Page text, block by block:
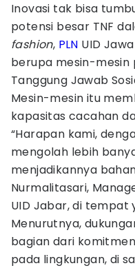
Inovasi tak bisa
potensi besar TNF
fashion, PLN UID
berupa mesin-mesin
Tanggung Jawab
Mesin-mesin itu
kapasitas cacahan
“Harapan kami,
mengolah lebih
menjadikannya
Nurmalitasari,
UID Jabar, di tempat
Menurutnya,
bagian dari
pada lingkungan, di